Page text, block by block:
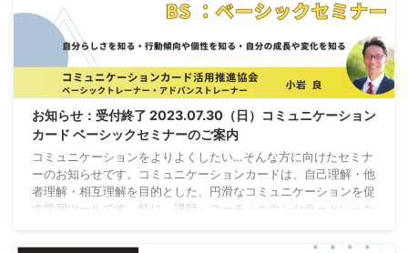
お知らせ：受付終了 2023.07.30（日）コミュニケーション
カード ベーシックセミナーのご案内
コミュニケーションをよりよくしたい…そんな方に向けたセミナ
ーのお知らせです。コミュニケーションカードは、自己理解・他
者理解・相互理解を目的とした、円滑なコミュニケーションを促
す学習ツールです。特に、講師・コーチ・カウンセラーといった
活用できます。 7月以降、定期的に開催致します。具体的な日程